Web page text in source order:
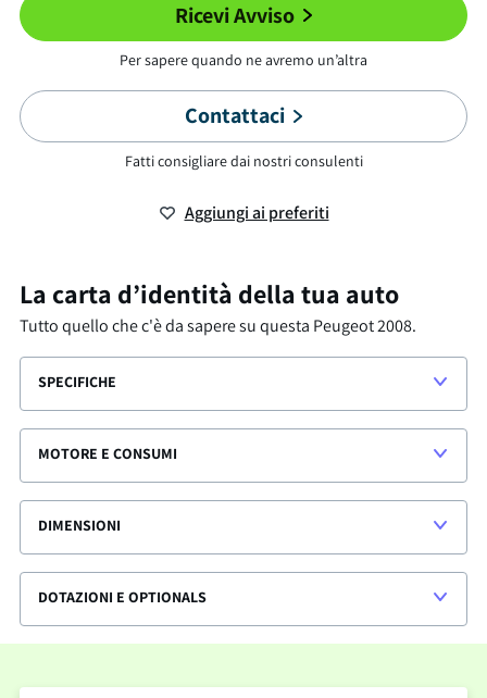
Ricevi Avviso
Per sapere quando ne avremo un’altra
Contattaci
Fatti consigliare dai nostri consulenti
Aggiungi ai preferiti
La carta d’identità della tua auto
Tutto quello che c'è da sapere su questa Peugeot 2008.
SPECIFICHE
MOTORE E CONSUMI
DIMENSIONI
DOTAZIONI E OPTIONALS